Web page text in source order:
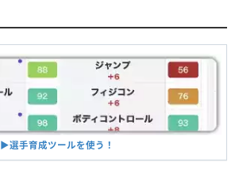
▶︎選手育成ツールを使う！